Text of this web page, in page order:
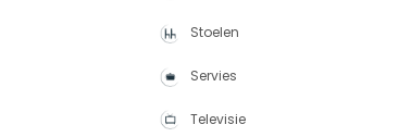
Stoelen
Servies
Televisie